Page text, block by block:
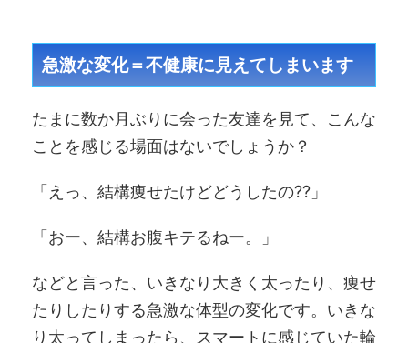
急激な変化＝不健康に見えてしまいます
たまに数か月ぶりに会った友達を見て、こんな
ことを感じる場面はないでしょうか？
「えっ、結構痩せたけどどうしたの??」
「おー、結構お腹キテるねー。」
などと言った、いきなり大きく太ったり、痩せ
たりしたりする急激な体型の変化です。いきな
り太ってしまったら、スマートに感じていた輪